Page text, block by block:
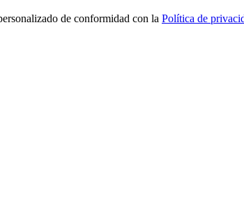
de conformidad con la Política de